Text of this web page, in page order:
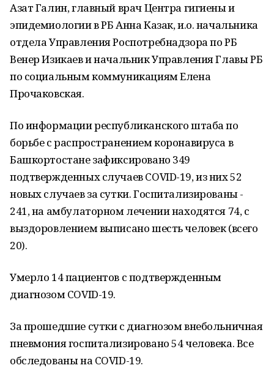
Азат Галин, главный врач Центра гигиены и
эпидемиологии в РБ Анна Казак, и.о. начальника
отдела Управления Роспотребнадзора по РБ
Венер Изикаев и начальник Управления Главы РБ
по социальным коммуникациям Елена
Прочаковская.
По информации республиканского штаба по
борьбе с распространением коронавируса в
Башкортостане зафиксировано 349
подтвержденных случаев COVID-19, из них 52
новых случаев за сутки. Госпитализированы -
241, на амбулаторном лечении находятся 74, с
выздоровлением выписано шесть человек (всего
20).
Умерло 14 пациентов с подтвержденным
диагнозом COVID-19.
За прошедшие сутки с диагнозом внебольничная
пневмония госпитализировано 54 человека. Все
обследованы на COVID-19.